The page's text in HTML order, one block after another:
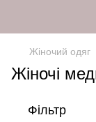
Жіночий одяг
Жіночі
Фільтр